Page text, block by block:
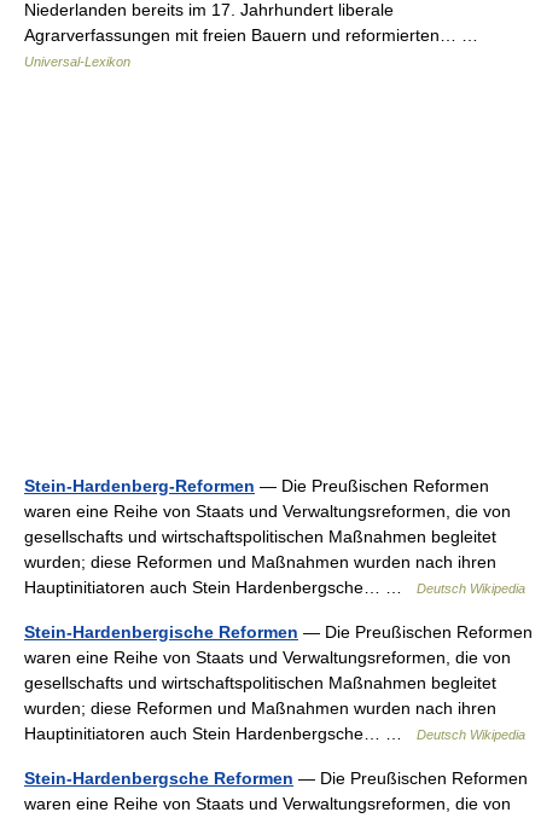
Niederlanden bereits im 17. Jahrhundert liberale
Agrarverfassungen mit freien Bauern und reformierten… …
Universal-Lexikon
Stein-Hardenberg-Reformen — Die Preußischen Reformen
waren eine Reihe von Staats und Verwaltungsreformen, die von
gesellschafts und wirtschaftspolitischen Maßnahmen begleitet
wurden; diese Reformen und Maßnahmen wurden nach ihren
Hauptinitiatoren auch Stein Hardenbergsche… …
Deutsch Wikipedia
Stein-Hardenbergische Reformen — Die Preußischen Reformen
waren eine Reihe von Staats und Verwaltungsreformen, die von
gesellschafts und wirtschaftspolitischen Maßnahmen begleitet
wurden; diese Reformen und Maßnahmen wurden nach ihren
Hauptinitiatoren auch Stein Hardenbergsche… …
Deutsch Wikipedia
Stein-Hardenbergsche Reformen — Die Preußischen Reformen
waren eine Reihe von Staats und Verwaltungsreformen, die von